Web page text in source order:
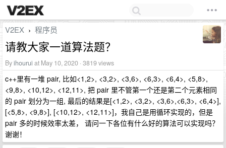
V2EX › 程序员
请教大家一道算法题？
Byihourui at May 10, 2020 · 3819 views
c++里有一堆 pair, 比如<1,2>, <3,2>, <3,6>, <6,3>, <6,4>, <5,8>,
<9,8>, <10,12>, <12,11>, 把 pair 里不管第一个还是第二个元素相同
的 pair 划分为一组, 最后的结果是[<1,2>, <3,2>, <3,6>,<6,3>, <6,4>],
[<5,8>, <9,8>], [<10,12>, <12,11>]，我自己是用循环实现的，但是
pair 多的时候效率太差， 请问一下各位有什么好的算法可以实现吗？
谢谢！